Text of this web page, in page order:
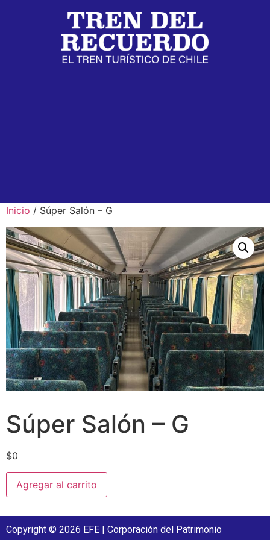
Inicio / Súper Salón – G
Súper Salón – G
$0
Agregar al carrito
Copyright © 2026 EFE | Corporación del Patrimonio